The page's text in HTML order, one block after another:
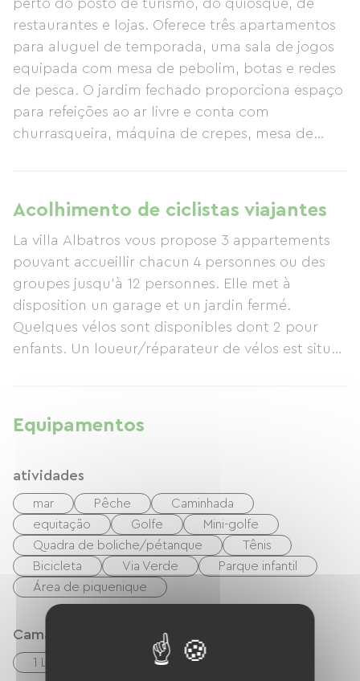
perto do posto de turismo, do quiosque, de
restaurantes e lojas. Oferece três apartamentos
para aluguel de temporada, uma sala de jogos
equipada com mesa de pebolim, botas e redes
de pesca. O jardim fechado proporciona espaço
para refeições ao ar livre e conta com
churrasqueira, máquina de crepes, mesa de
jogos, CDs e DVDs. Dois telescópios são
disponibilizados para os entusiastas da
observação de focas e pássaros.
Acolhimento de ciclistas viajantes
La villa Albatros vous propose 3 appartements
pouvant accueillir chacun 4 personnes ou des
groupes jusqu'à 12 personnes. Elle met à
disposition un garage et un jardin fermé.
Quelques vélos sont disponibles dont 2 pour
enfants. Un loueur/réparateur de vélos est situé
Equipamentos
atividades
mar Pêche
Caminhada
equitação
Golfe
Mini-golfe
Quadra de boliche/pétanque
Tênis
Bicicleta
Via Verde
Parque infantil
Área de piquenique
Camas
1 Lits 140cm 1 Canapés convertibles